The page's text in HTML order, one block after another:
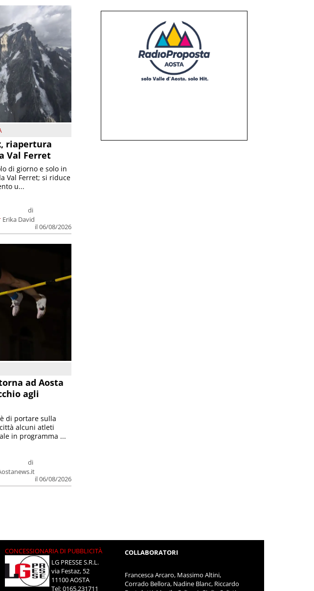
riapertura
Val Ferret
di
Erika David
il 06/08/2026
di giorno e solo in
Val Ferret; si riduce
u...
ad Aosta
agli
di
il 06/08/2026
di portare sulla
alcuni atleti
in programma ...
CONCESSIONARIA DI PUBBLICITÀ
LG PRESSE S.R.L.
via Festaz, 52
11100 AOSTA
Tel: 0165.231711
COLLABORATORI
Francesca Arcaro, Massimo Altini,
Corrado Bellora, Nadine Blanc, Riccardo